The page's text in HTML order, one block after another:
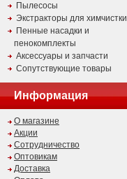
Пылесосы
Экстракторы для химчистки
Пенные насадки и
пенокомплекты
Аксессуары и запчасти
Сопутствующие товары
Информация
О магазине
Акции
Сотрудничество
Оптовикам
Доставка